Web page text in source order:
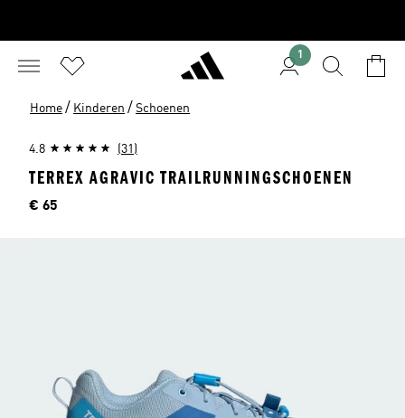
1
Home / Kinderen / Schoenen
4.8 (31)
TERREX AGRAVIC TRAILRUNNINGSCHOENEN
Prijs
€ 65